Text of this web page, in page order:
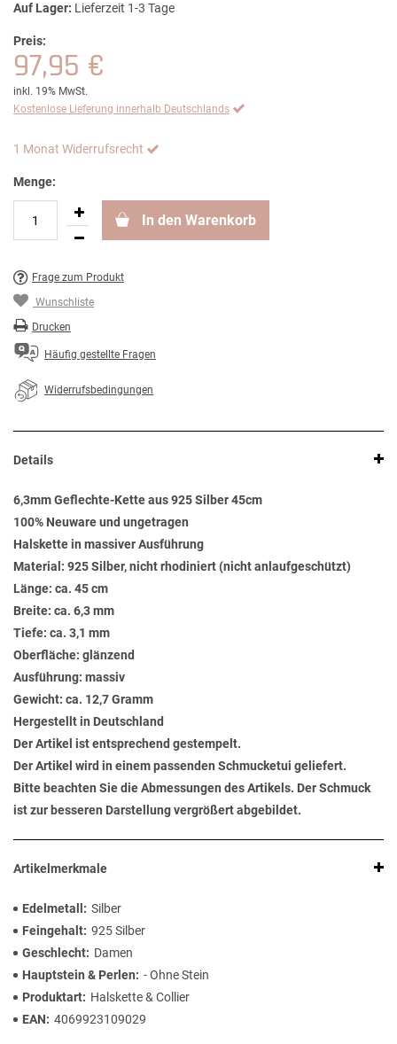
Auf Lager: Lieferzeit 1-3 Tage
Preis:
97,95 €
inkl. 19% MwSt.
Kostenlose Lieferung innerhalb Deutschlands
1 Monat Widerrufsrecht
Menge:
In den Warenkorb
Frage zum Produkt
Wunschliste
Drucken
Häufig gestellte Fragen
Widerrufsbedingungen
Details
6,3mm Geflechte-Kette aus 925 Silber 45cm
100% Neuware und ungetragen
Halskette in massiver Ausführung
Material: 925 Silber, nicht rhodiniert (nicht anlaufgeschützt)
Länge: ca. 45 cm
Breite: ca. 6,3 mm
Tiefe: ca. 3,1 mm
Oberfläche: glänzend
Ausführung: massiv
Gewicht: ca. 12,7 Gramm
Hergestellt in Deutschland
Der Artikel ist entsprechend gestempelt.
Der Artikel wird in einem passenden Schmucketui geliefert.
Bitte beachten Sie die Abmessungen des Artikels. Der Schmuck
ist zur besseren Darstellung vergrößert abgebildet.
Artikelmerkmale
Edelmetall
Silber
Feingehalt 925 Silber
Geschlecht
Damen
Hauptstein & Perlen
- Ohne Stein
Produktart
Halskette & Collier
EAN
4069923109029